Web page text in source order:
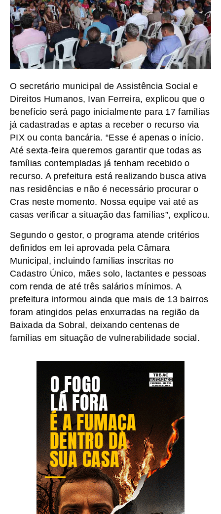
O secretário municipal de Assistência Social e
Direitos Humanos, Ivan Ferreira, explicou que o
benefício será pago inicialmente para 17 famílias
já cadastradas e aptas a receber o recurso via
PIX ou conta bancária. “Esse é apenas o início.
Até sexta-feira queremos garantir que todas as
famílias contempladas já tenham recebido o
recurso. A prefeitura está realizando busca ativa
nas residências e não é necessário procurar o
Cras neste momento. Nossa equipe vai até as
casas verificar a situação das famílias”, explicou.
Segundo o gestor, o programa atende critérios
definidos em lei aprovada pela Câmara
Municipal, incluindo famílias inscritas no
Cadastro Único, mães solo, lactantes e pessoas
com renda de até três salários mínimos. A
prefeitura informou ainda que mais de 13 bairros
foram atingidos pelas enxurradas na região da
Baixada da Sobral, deixando centenas de
famílias em situação de vulnerabilidade social.